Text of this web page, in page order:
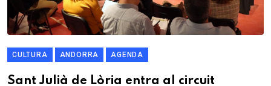
CULTURA ANDORRA AGENDA
Sant Julià de Lòria entra al circuit